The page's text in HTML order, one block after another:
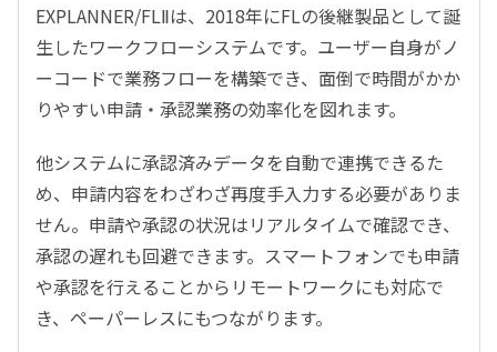
EXPLANNER/FLⅡは、2018年にFLの後継製品として誕
生したワークフローシステムです。ユーザー自身がノ
ーコードで業務フローを構築でき、面倒で時間がかか
りやすい申請・承認業務の効率化を図れます。
他システムに承認済みデータを自動で連携できるた
め、申請内容をわざわざ再度手入力する必要がありま
せん。申請や承認の状況はリアルタイムで確認でき、
承認の遅れも回避できます。スマートフォンでも申請
や承認を行えることからリモートワークにも対応で
き、ペーパーレスにもつながります。